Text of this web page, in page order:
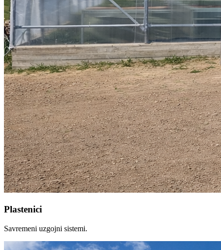
Plastenici
Savremeni uzgojni sistemi.